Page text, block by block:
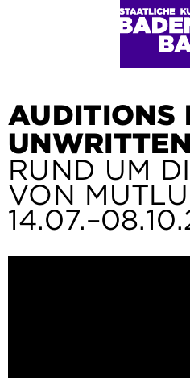
Ausstellungen
Kunsthalle
Kontakt
Shop
DE
EN
FR
Leichte
AUDITIONS
RUND UM
VON